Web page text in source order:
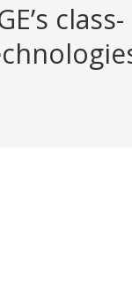
class-